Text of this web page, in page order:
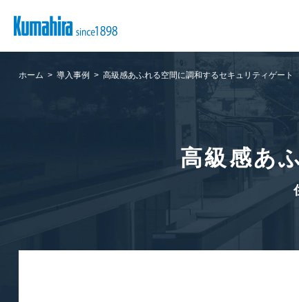
ホーム 導入事例 高級感あふれる空間に調和するセキュリティゲート
高級感あ